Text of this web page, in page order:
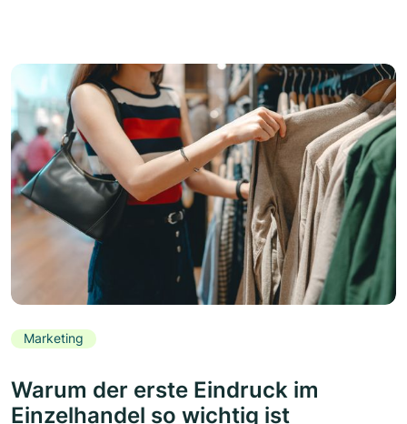
Marketing
Warum der erste Eindruck im
Einzelhandel so wichtig ist